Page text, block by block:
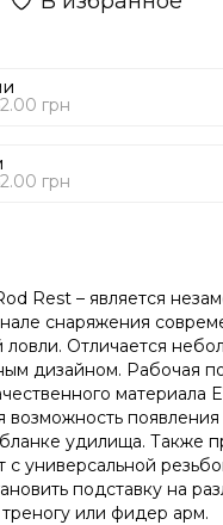
грн
грн
Rest – является
снаряжения
Отличается
дизайном. Рабочая
материала
возможность
удилища. Также
с универсальной
подставку на
или фидер арм.